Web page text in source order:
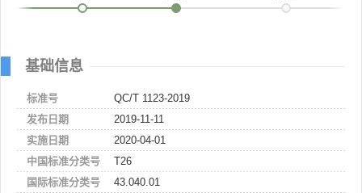
基础信息
标准号
QC/T 1123-2019
发布日期
2019-11-11
实施日期
2020-04-01
中国标准分类号
T26
国际标准分类号
43.040.01